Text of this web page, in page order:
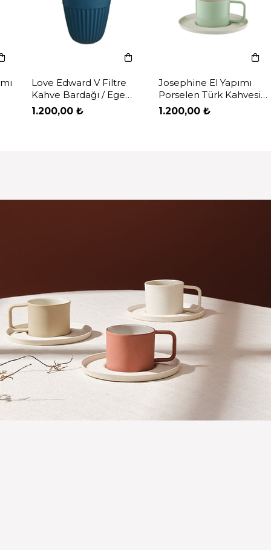
Josephine El Yapımı
Porselen Türk Kahvesi
Fincanı & Tabağı / Fıstık
1.200,00 ₺